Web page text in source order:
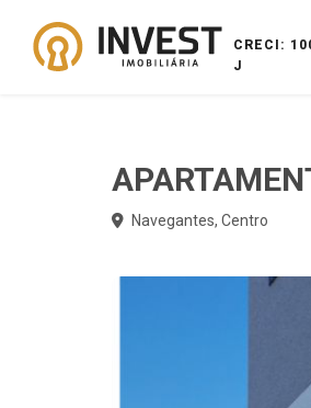
CRECI:
J
Navegantes, Centro